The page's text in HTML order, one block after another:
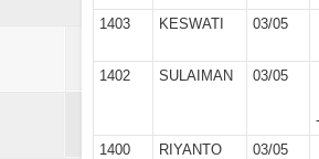
1403
KESWATI 03/05
1402
SULAIMAN 03/05
-
1400
RIYANTO 03/05